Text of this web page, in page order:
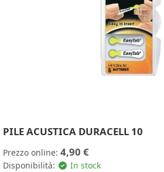
PILE ACUSTICA DURACELL 10
Prezzo online: 4,90 €
Disponibilità: In stock